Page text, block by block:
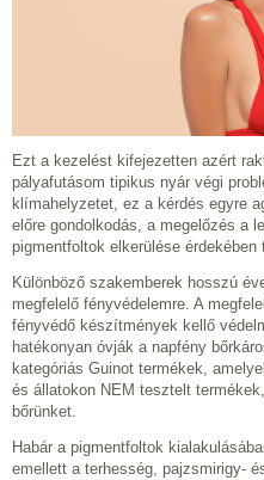
Ezt a kezelést kifejezetten azért
pályafutásom tipikus nyár végi
klímahelyzetet, ez a kérdés egyre
előre gondolkodás, a megelőzés a
pigmentfoltok elkerülése érdekében
Különböző szakemberek hosszú
megfelelő fényvédelemre. A
fényvédő készítmények kellő
hatékonyan óvják a napfény
kategóriás Guinot termékek,
és állatokon NEM tesztelt
bőrünket.
Habár a pigmentfoltok
emellett a terhesség, pajzsmirigy-